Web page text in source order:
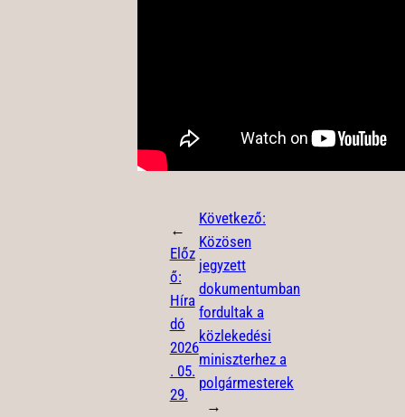
←
Előz
ő:
Híra
dó
2026
. 05.
29.
Következő:
Közösen
jegyzett
dokumentumban
fordultak a
közlekedési
miniszterhez a
polgármesterek
→